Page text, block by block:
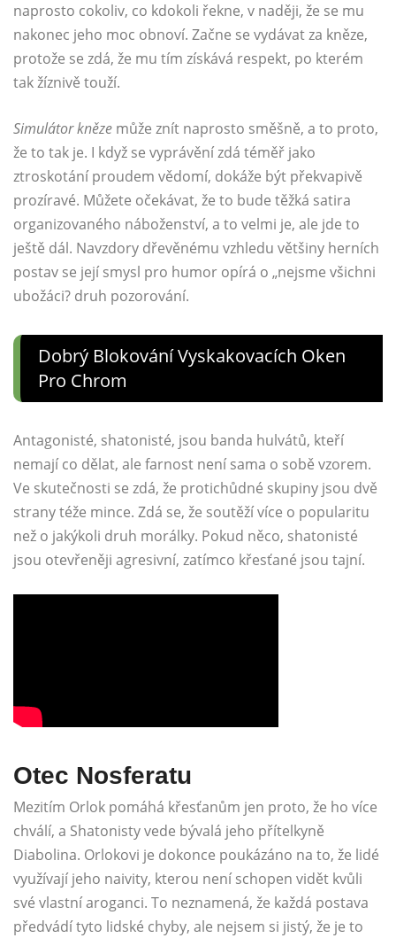
naprosto cokoliv, co kdokoli řekne, v naději, že se mu
nakonec jeho moc obnoví. Začne se vydávat za kněze,
protože se zdá, že mu tím získává respekt, po kterém
tak žíznivě touží.
Simulátor kněze může znít naprosto směšně, a to proto,
že to tak je. I když se vyprávění zdá téměř jako
ztroskotání proudem vědomí, dokáže být překvapivě
prozíravé. Můžete očekávat, že to bude těžká satira
organizovaného náboženství, a to velmi je, ale jde to
ještě dál. Navzdory dřevěnému vzhledu většiny herních
postav se její smysl pro humor opírá o „nejsme všichni
ubožáci? druh pozorování.
Dobrý Blokování Vyskakovacích Oken
Pro Chrom
Antagonisté, shatonisté, jsou banda hulvátů, kteří
nemají co dělat, ale farnost není sama o sobě vzorem.
Ve skutečnosti se zdá, že protichůdné skupiny jsou dvě
strany téže mince. Zdá se, že soutěží více o popularitu
než o jakýkoli druh morálky. Pokud něco, shatonisté
jsou otevřeněji agresivní, zatímco křesťané jsou tajní.
Otec Nosferatu
Mezitím Orlok pomáhá křesťanům jen proto, že ho více
chválí, a Shatonisty vede bývalá jeho přítelkyně
Diabolina. Orlokovi je dokonce poukázáno na to, že lidé
využívají jeho naivity, kterou není schopen vidět kvůli
své vlastní aroganci. To neznamená, že každá postava
předvádí tyto lidské chyby, ale nejsem si jistý, že je to